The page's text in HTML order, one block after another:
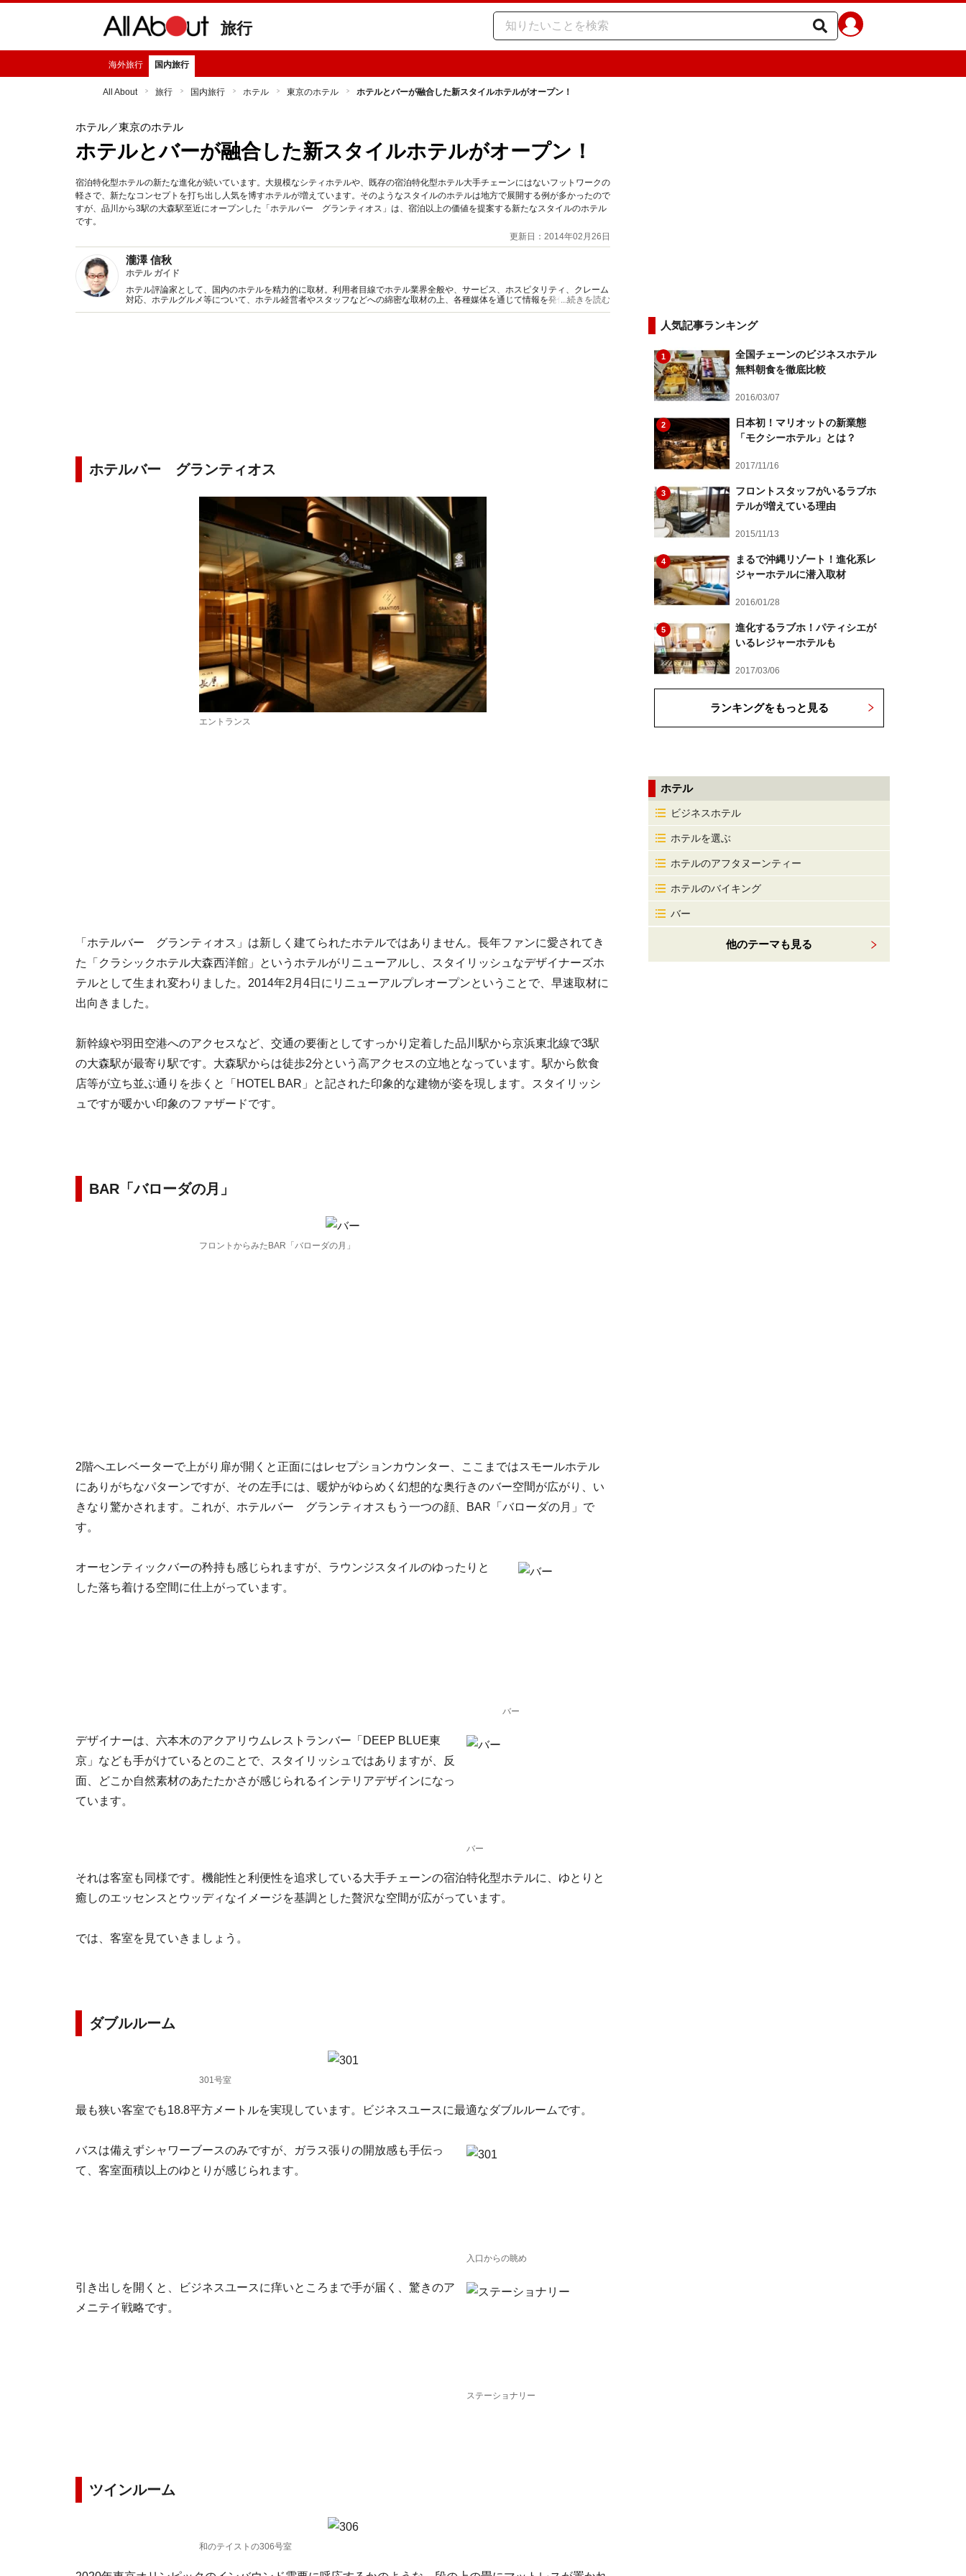
旅行
海外旅行 国内旅行
All About 旅行 国内旅行 ホテル 東京のホテル ホテルとバーが融合した新スタイルホテルがオープン！
ホテル／東京のホテル
ホテルとバーが融合した新スタイルホテルがオープン！
宿泊特化型ホテルの新たな進化が続いています。大規模なシティホテルや、既存の宿泊特化型ホテル大手チェーンにはないフットワークの
軽さで、新たなコンセプトを打ち出し人気を博すホテルが増えています。そのようなスタイルのホテルは地方で展開する例が多かったので
すが、品川から3駅の大森駅至近にオープンした「ホテルバー グランティオス」は、宿泊以上の価値を提案する新たなスタイルのホテル
です。
更新日：2014年02月26日
瀧澤 信秋
ホテル ガイド
ホテル評論家として、国内のホテルを精力的に取材。利用者目線でホテル業界全般や、サービス、ホスピタリティ、クレーム
対応、ホテルグルメ等について、ホテル経営者やスタッフなどへの綿密な取材の上、各種媒体を通じて情報を発信している。
また、旅行作家として、ホテルや旅のエッセイなど多数発表、ファンも多い。
...続きを読む
ホテルバー グランティオス
エントランス
「ホテルバー グランティオス」は新しく建てられたホテルではありません。長年ファンに愛されてき
た「クラシックホテル大森西洋館」というホテルがリニューアルし、スタイリッシュなデザイナーズホ
テルとして生まれ変わりました。2014年2月4日にリニューアルプレオープンということで、早速取材に
出向きました。
新幹線や羽田空港へのアクセスなど、交通の要衝としてすっかり定着した品川駅から京浜東北線で3駅
の大森駅が最寄り駅です。大森駅からは徒歩2分という高アクセスの立地となっています。駅から飲食
店等が立ち並ぶ通りを歩くと「HOTEL BAR」と記された印象的な建物が姿を現します。スタイリッシ
ュですが暖かい印象のファザードです。
BAR「バローダの月」
フロントからみたBAR「バローダの月」
2階へエレベーターで上がり扉が開くと正面にはレセプションカウンター、ここまではスモールホテル
にありがちなパターンですが、その左手には、暖炉がゆらめく幻想的な奥行きのバー空間が広がり、い
きなり驚かされます。これが、ホテルバー グランティオスもう一つの顔、BAR「バローダの月」で
す。
バー
オーセンティックバーの矜持も感じられますが、ラウンジスタイルのゆったりと
した落ち着ける空間に仕上がっています。
バー
デザイナーは、六本木のアクアリウムレストランバー「DEEP BLUE東
京」なども手がけているとのことで、スタイリッシュではありますが、反
面、どこか自然素材のあたたかさが感じられるインテリアデザインになっ
ています。
それは客室も同様です。機能性と利便性を追求している大手チェーンの宿泊特化型ホテルに、ゆとりと
癒しのエッセンスとウッディなイメージを基調とした贅沢な空間が広がっています。
では、客室を見ていきましょう。
ダブルルーム
301号室
最も狭い客室でも18.8平方メートルを実現しています。ビジネスユースに最適なダブルルームです。
入口からの眺め
バスは備えずシャワーブースのみですが、ガラス張りの開放感も手伝っ
て、客室面積以上のゆとりが感じられます。
ステーショナリー
引き出しを開くと、ビジネスユースに痒いところまで手が届く、驚きのア
メニテイ戦略です。
ツインルーム
和のテイストの306号室
人気記事ランキング
1
全国チェーンのビジネスホテル
無料朝食を徹底比較
2016/03/07
2
日本初！マリオットの新業態
「モクシーホテル」とは？
2017/11/16
3
フロントスタッフがいるラブホ
テルが増えている理由
2015/11/13
4
まるで沖縄リゾート！進化系レ
ジャーホテルに潜入取材
2016/01/28
5
進化するラブホ！パティシエが
いるレジャーホテルも
2017/03/06
ランキングをもっと見る
ホテル
ビジネスホテル
ホテルを選ぶ
ホテルのアフタヌーンティー
ホテルのバイキング
バー
他のテーマも見る